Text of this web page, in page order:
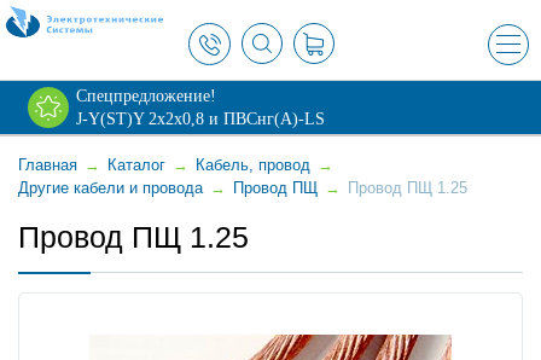
×
Спецпредложение!
J-Y(ST)Y 2х2х0,8 и ПВСнг(А)-LS
Главная → Каталог → Кабель, провод →
Другие кабели и провода → Провод ПЩ → Провод ПЩ 1.25
Провод ПЩ 1.25